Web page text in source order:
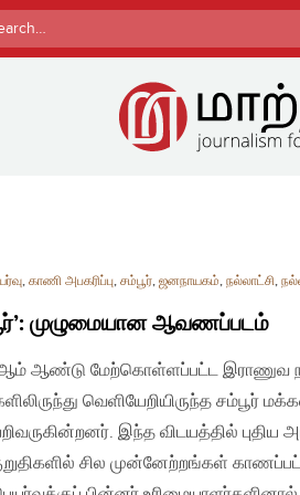
, காணி அபகரிப்பு, சம்பூர், ஜனநாயகம், நல்லாட்சி,
முழுமையான ஆவணப்படம்
ஆண்டு மேற்கொள்ளப்பட்ட இராணுவ
வெளியேறியிருந்த சம்பூர்
இந்த விடயத்தில்
சில முன்னேற்றங்கள்